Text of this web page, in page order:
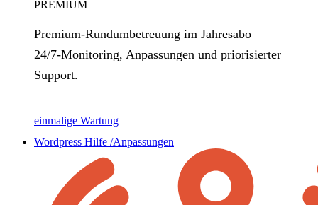
PREMIUM
Premium‑Rundumbetreuung im Jahresabo –
24/7‑Monitoring, Anpassungen und priorisierter
Support.
einmalige Wartung
Wordpress Hilfe /Anpassungen